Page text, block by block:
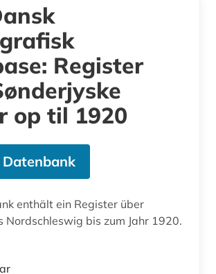
Register
op til 1920
Datenbank
enthält ein Register über
Nordschleswig bis zum Jahr 1920.